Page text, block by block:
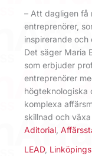
– Att dagligen få
entreprenörer,
inspirerande och
Det säger Maria
som erbjuder
entreprenörer
högteknologiska
komplexa
skillnad och
Aditorial
LEAD,